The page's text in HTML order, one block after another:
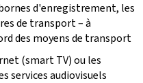
d'enregistrement, les
de transport – à
des moyens de transport
(smart TV) ou les
services audiovisuels